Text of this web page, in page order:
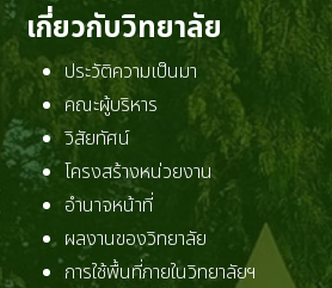
เกี่ยวกับวิทยาลัย
ประวัติความเป็นมา
คณะผู้บริหาร
วิสัยทัศน์
โครงสร้างหน่วยงาน
อำนาจหน้าที่
ผลงานของวิทยาลัย
การใช้พื้นที่ภายในวิทยาลัยฯ